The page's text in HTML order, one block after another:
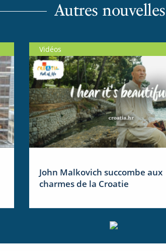
Autres nouvelles
Vidéos
John Malkovich succombe aux
charmes de la Croatie